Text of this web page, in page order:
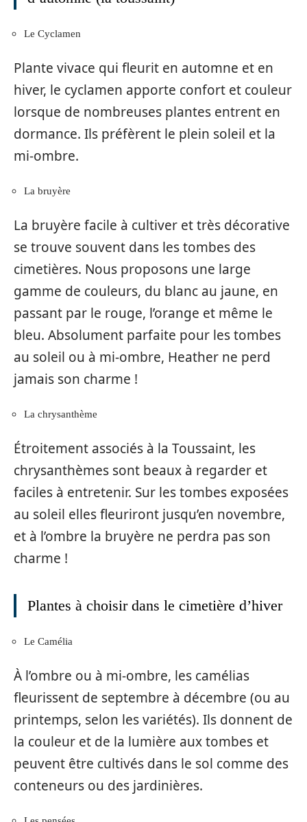
Le Cyclamen
Plante vivace qui fleurit en automne et en
hiver, le cyclamen apporte confort et couleur
lorsque de nombreuses plantes entrent en
dormance. Ils préfèrent le plein soleil et la
mi-ombre.
La bruyère
La bruyère facile à cultiver et très décorative
se trouve souvent dans les tombes des
cimetières. Nous proposons une large
gamme de couleurs, du blanc au jaune, en
passant par le rouge, l’orange et même le
bleu. Absolument parfaite pour les tombes
au soleil ou à mi-ombre, Heather ne perd
jamais son charme !
La chrysanthème
Étroitement associés à la Toussaint, les
chrysanthèmes sont beaux à regarder et
faciles à entretenir. Sur les tombes exposées
au soleil elles fleuriront jusqu’en novembre,
et à l’ombre la bruyère ne perdra pas son
charme !
Plantes à choisir dans le cimetière d’hiver
Le Camélia
À l’ombre ou à mi-ombre, les camélias
fleurissent de septembre à décembre (ou au
printemps, selon les variétés). Ils donnent de
la couleur et de la lumière aux tombes et
peuvent être cultivés dans le sol comme des
conteneurs ou des jardinières.